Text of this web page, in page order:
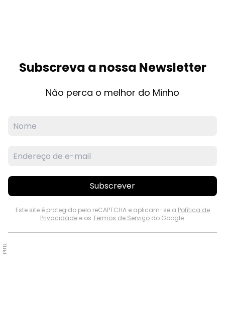
Subscreva a nossa Newsletter
Não perca o melhor do Minho
Subscrever
Este site é protegido pelo reCAPTCHA e aplicam-se a Política de
Privacidadee os Termos de Serviçodo Google.
PUB.